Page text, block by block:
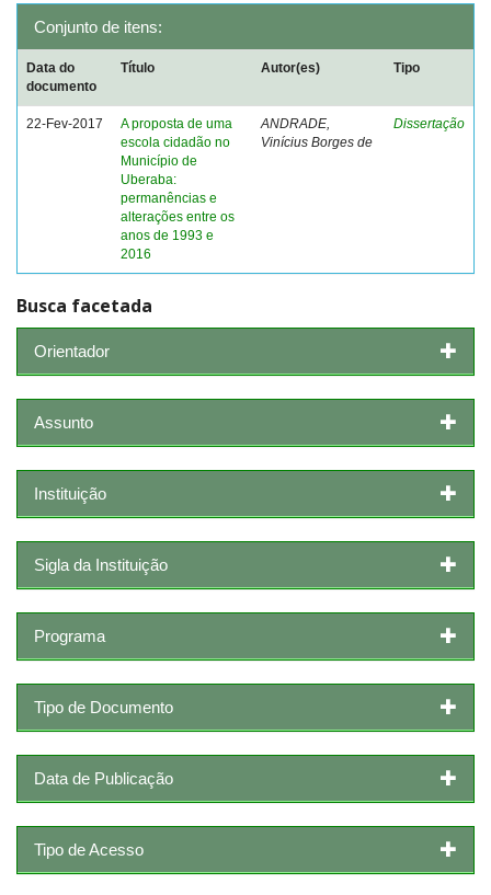
Conjunto de itens:
Data do
documento
Título Autor(es) Tipo
22-Fev-2017
A proposta de uma
escola cidadão no
Município de
Uberaba:
permanências e
alterações entre os
anos de 1993 e
2016
ANDRADE,
Vinícius Borges de
Dissertação
Busca facetada
Orientador
Assunto
Instituição
Sigla da Instituição
Programa
Tipo de Documento
Data de Publicação
Tipo de Acesso